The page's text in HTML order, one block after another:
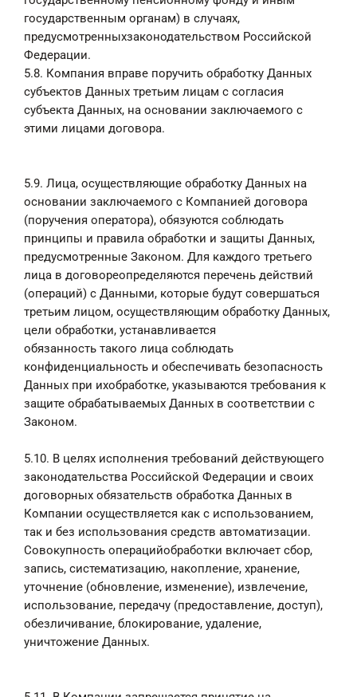
государственным органам) в случаях,
предусмотренныхзаконодательством Российской
Федерации.
5.8. Компания вправе поручить обработку Данных
субъектов Данных третьим лицам с согласия
субъекта Данных, на основании заключаемого с
этими лицами договора.
5.9. Лица, осуществляющие обработку Данных на
основании заключаемого с Компанией договора
(поручения оператора), обязуются соблюдать
принципы и правила обработки и защиты Данных,
предусмотренные Законом. Для каждого третьего
лица в договореопределяются перечень действий
(операций) с Данными, которые будут совершаться
третьим лицом, осуществляющим обработку Данных,
цели обработки, устанавливается
обязанность такого лица соблюдать
конфиденциальность и обеспечивать безопасность
Данных при ихобработке, указываются требования к
защите обрабатываемых Данных в соответствии с
Законом.
5.10. В целях исполнения требований действующего
законодательства Российской Федерации и своих
договорных обязательств обработка Данных в
Компании осуществляется как с использованием,
так и без использования средств автоматизации.
Совокупность операцийобработки включает сбор,
запись, систематизацию, накопление, хранение,
уточнение (обновление, изменение), извлечение,
использование, передачу (предоставление, доступ),
обезличивание, блокирование, удаление,
уничтожение Данных.